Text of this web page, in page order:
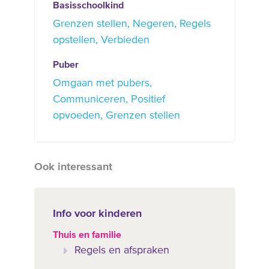
Basisschoolkind
Grenzen stellen Negeren
Regels
opstellen Verbieden
Puber
Omgaan met pubers
Communiceren
Positief
opvoeden
Grenzen stellen
Ook interessant
Info voor kinderen
Thuis en familie
Regels en afspraken